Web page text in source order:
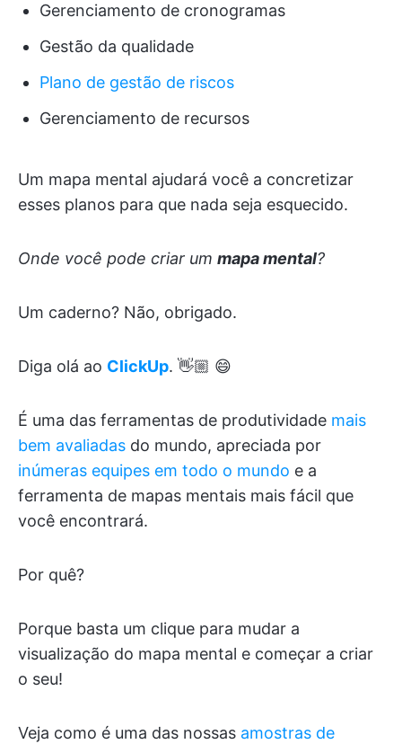
Gerenciamento de cronogramas
Gestão da qualidade
Plano de gestão de riscos
Gerenciamento de recursos
Um mapa mental ajudará você a concretizar
esses planos para que nada seja esquecido.
Onde você pode criar um mapa mental?
Um caderno? Não, obrigado.
Diga olá ao ClickUp. 👋🏼 😄
É uma das ferramentas de produtividade mais
bem avaliadas do mundo, apreciada por
inúmeras equipes em todo o mundo e a
ferramenta de mapas mentais mais fácil que
você encontrará.
Por quê?
Porque basta um clique para mudar a
visualização do mapa mental e começar a criar
o seu!
Veja como é uma das nossas amostras de